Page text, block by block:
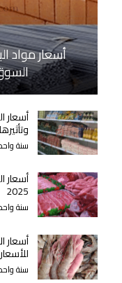
أسعار مواد
السوق في
أسعار
سنة
أسعار
2025
سنة
أسعار
سنة